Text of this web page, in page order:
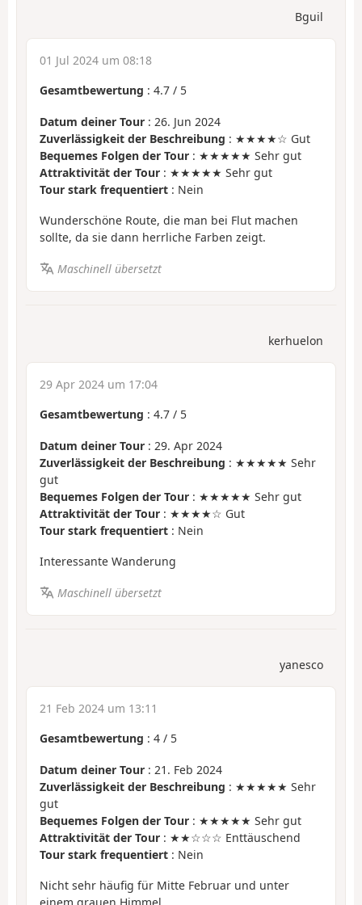
Bguil
01 Jul 2024 um 08:18
Gesamtbewertung : 4.7 / 5
Datum deiner Tour : 26. Jun 2024
Zuverlässigkeit der Beschreibung : ★★★★☆ Gut
Bequemes Folgen der Tour : ★★★★★ Sehr gut
Attraktivität der Tour : ★★★★★ Sehr gut
Tour stark frequentiert : Nein
Wunderschöne Route, die man bei Flut machen
sollte, da sie dann herrliche Farben zeigt.
Maschinell übersetzt
kerhuelon
29 Apr 2024 um 17:04
Gesamtbewertung : 4.7 / 5
Datum deiner Tour : 29. Apr 2024
Zuverlässigkeit der Beschreibung : ★★★★★ Sehr
gut
Bequemes Folgen der Tour : ★★★★★ Sehr gut
Attraktivität der Tour : ★★★★☆ Gut
Tour stark frequentiert : Nein
Interessante Wanderung
Maschinell übersetzt
yanesco
21 Feb 2024 um 13:11
Gesamtbewertung : 4 / 5
Datum deiner Tour : 21. Feb 2024
Zuverlässigkeit der Beschreibung : ★★★★★ Sehr
gut
Bequemes Folgen der Tour : ★★★★★ Sehr gut
Attraktivität der Tour : ★★☆☆☆ Enttäuschend
Tour stark frequentiert : Nein
Nicht sehr häufig für Mitte Februar und unter